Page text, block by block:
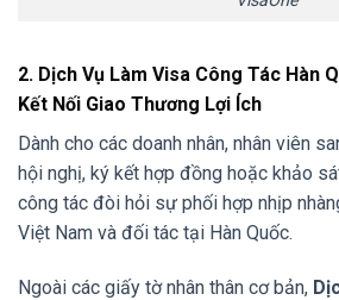
2. Dịch Vụ Làm Visa Công Tác Hàn
Kết Nối Giao Thương Lợi Ích
Dành cho các doanh nhân, nhân viên
hội nghị, ký kết hợp đồng hoặc khảo
công tác đòi hỏi sự phối hợp nhịp
Việt Nam và đối tác tại Hàn Quốc.
Ngoài các giấy tờ nhân thân cơ bản,